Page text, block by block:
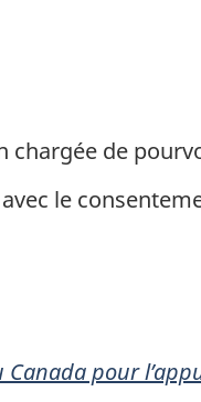
chargée de
le
pour